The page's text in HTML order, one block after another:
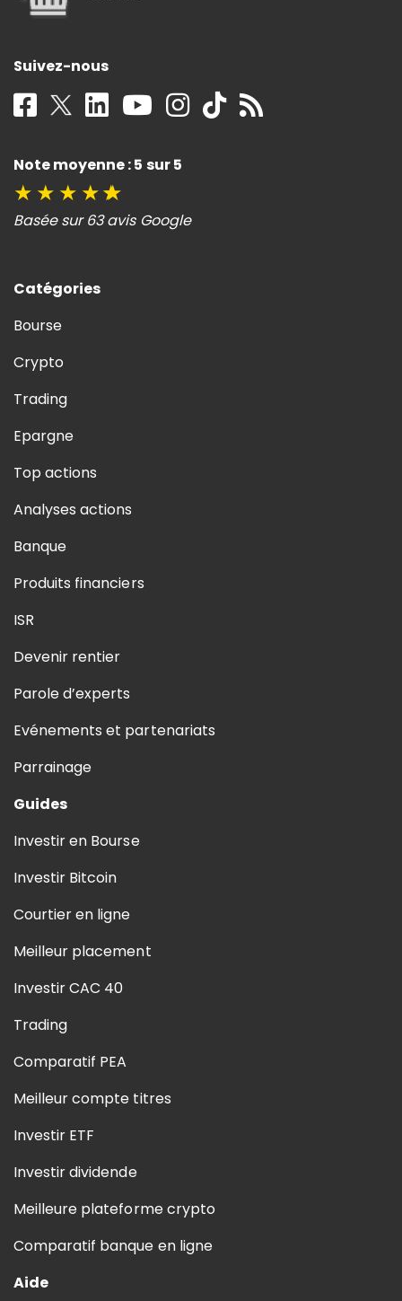
Suivez-nous
Note moyenne : 5 sur 5
★ ★ ★ ★★
Basée sur 63 avis Google
Catégories
Bourse
Crypto
Trading
Epargne
Top actions
Analyses actions
Banque
Produits financiers
ISR
Devenir rentier
Parole d’experts
Evénements et partenariats
Parrainage
Guides
Investir en Bourse
Investir Bitcoin
Courtier en ligne
Meilleur placement
Investir CAC 40
Trading
Comparatif PEA
Meilleur compte titres
Investir ETF
Investir dividende
Meilleure plateforme crypto
Comparatif banque en ligne
Aide